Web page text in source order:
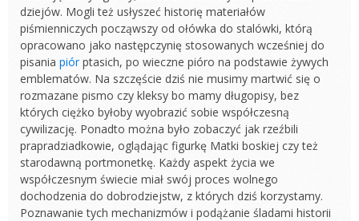
dziejów. Mogli też usłyszeć historię materiałów
piśmienniczych począwszy od ołówka do stalówki, którą
opracowano jako następczynię stosowanych wcześniej do
pisania piórptasich, po wieczne pióro na podstawie żywych
emblematów. Na szczęście dziś nie musimy martwić się o
rozmazane pismo czy kleksy bo mamy długopisy, bez
których ciężko byłoby wyobrazić sobie współczesną
cywilizację. Ponadto można było zobaczyć jak rzeźbili
prapradziadkowie, oglądając figurkę Matki boskiej czy też
starodawną portmonetkę. Każdy aspekt życia we
współczesnym świecie miał swój proces wolnego
dochodzenia do dobrodziejstw, z których dziś korzystamy.
Poznawanie tych mechanizmów i podążanie śladami historii